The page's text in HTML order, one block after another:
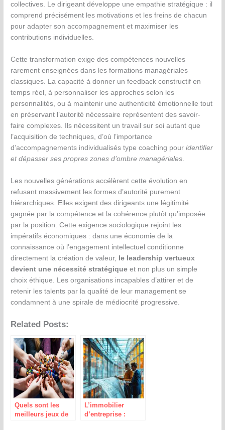
collectives. Le dirigeant développe une empathie stratégique : il
comprend précisément les motivations et les freins de chacun
pour adapter son accompagnement et maximiser les
contributions individuelles.
Cette transformation exige des compétences nouvelles
rarement enseignées dans les formations managériales
classiques. La capacité à donner un feedback constructif en
temps réel, à personnaliser les approches selon les
personnalités, ou à maintenir une authenticité émotionnelle tout
en préservant l’autorité nécessaire représentent des savoir-
faire complexes. Ils nécessitent un travail sur soi autant que
l’acquisition de techniques, d’où l’importance
d’accompagnements individualisés type coaching pouridentifier
et dépasser ses propres zones d’ombre managériales.
Les nouvelles générations accélèrent cette évolution en
refusant massivement les formes d’autorité purement
hiérarchiques. Elles exigent des dirigeants une légitimité
gagnée par la compétence et la cohérence plutôt qu’imposée
par la position. Cette exigence sociologique rejoint les
impératifs économiques : dans une économie de la
connaissance où l’engagement intellectuel conditionne
directement la création de valeur,
le leadership vertueux
devient une nécessité stratégique et non plus un simple
choix éthique. Les organisations incapables d’attirer et de
retenir les talents par la qualité de leur management se
condamnent à une spirale de médiocrité progressive.
Related Posts:
Quels sont les
meilleurs jeux de
L’immobilier
d’entreprise :